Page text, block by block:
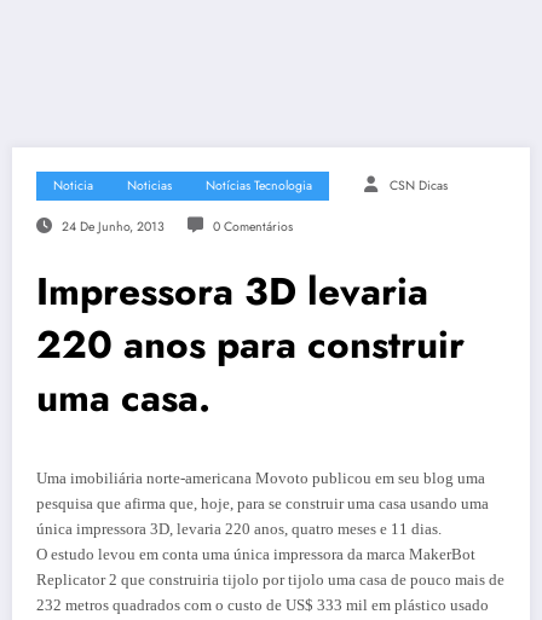
Noticia Noticias Notícias Tecnologia CSN Dicas
24 De Junho, 2013 0 Comentários
Impressora 3D levaria
220 anos para construir
uma casa.
Uma imobiliária norte-americana Movoto publicou em seu blog uma
pesquisa que afirma que, hoje, para se construir uma casa usando uma
única impressora 3D, levaria 220 anos, quatro meses e 11 dias.
O estudo levou em conta uma única impressora da marca MakerBot
Replicator 2 que construiria tijolo por tijolo uma casa de pouco mais de
232 metros quadrados com o custo de US$ 333 mil em plástico usado